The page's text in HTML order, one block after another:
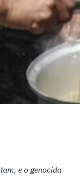
e o genocida